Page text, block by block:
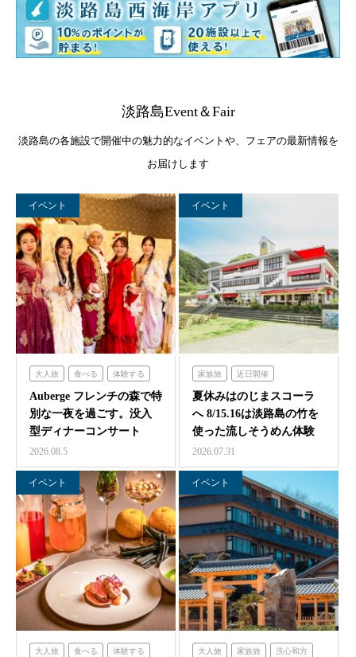
淡路島Event＆Fair
淡路島の各施設で開催中の魅力的なイベントや、フェアの最新情報を
お届けします
イベント
大人旅 食べる 体験する
泊まる フレンチの森
Auberge フレンチの森で特
別な一夜を過ごす。没入
型ディナーコンサート
『サロン・ド・モ…
2026.08.5
イベント
家族旅 近日開催
のじまスコーラ
夏休みはのじまスコーラ
へ 8/15.16は淡路島の竹を
使った流しそうめん体験
2026.07.31
イベント
大人旅 食べる 体験する
イベント
大人旅 家族旅 洗心和方